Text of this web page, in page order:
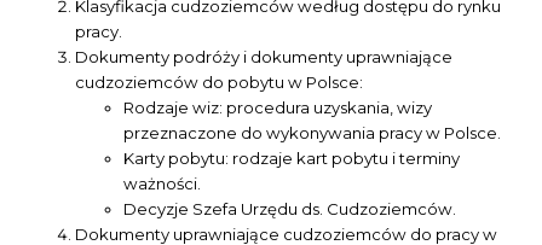
Klasyfikacja cudzoziemców według dostępu do rynku
pracy.
Dokumenty podróży i dokumenty uprawniające
cudzoziemców do pobytu w Polsce:
Rodzaje wiz: procedura uzyskania, wizy
przeznaczone do wykonywania pracy w Polsce.
Karty pobytu: rodzaje kart pobytu i terminy
ważności.
Decyzje Szefa Urzędu ds. Cudzoziemców.
Dokumenty uprawniające cudzoziemców do pracy w